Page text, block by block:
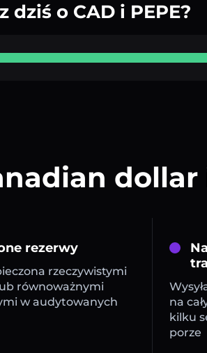
dziś o CAD i PEPE?
dollar
rezerwy
rzeczywistymi
równoważnymi
w audytowanych
na
kilku
porze